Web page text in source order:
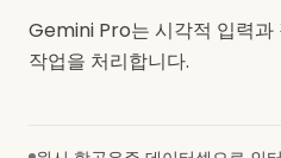
Gemini Pro는 시각적 입력과
작업을 처리합니다.